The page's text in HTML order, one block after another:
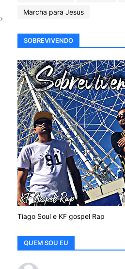
Marcha para Jesus
SOBREVIVENDO
Tiago Soul e KF gospel Rap
QUEM SOU EU